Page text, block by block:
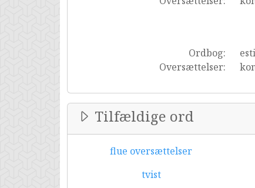
Ordbog:
Oversættelser:
Tilfældige ord
flue oversættelser
tvist